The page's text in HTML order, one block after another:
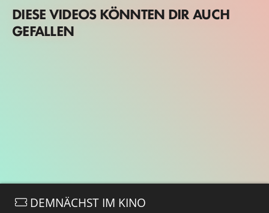
DIESE VIDEOS KÖNNTEN DIR AUCH
GEFALLEN
DEMNÄCHST IM KINO